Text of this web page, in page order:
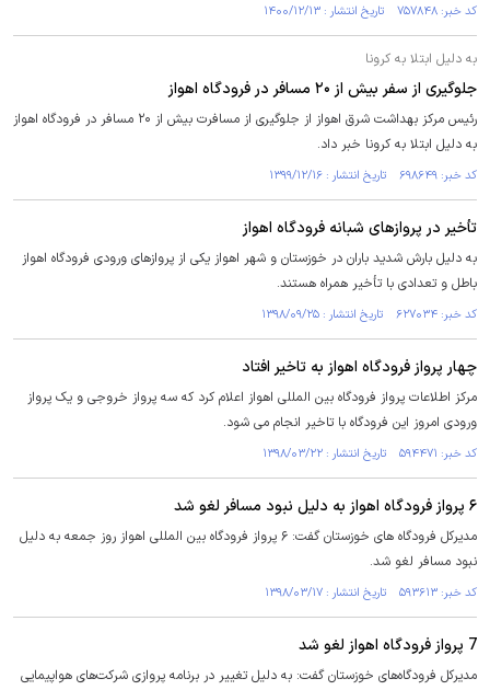
کد خبر: ۷۵۷۸۴۸ تاریخ انتشار : ۱۴۰۰/۱۲/۱۳
به دلیل ابتلا به کرونا
جلوگیری از سفر بیش از ۲۰ مسافر در فرودگاه اهواز
رئیس مرکز بهداشت شرق اهواز از جلوگیری از مسافرت بیش از ۲۰ مسافر در فرودگاه اهواز
به دلیل ابتلا به کرونا خبر داد.
کد خبر: ۶۹۸۶۴۹ تاریخ انتشار : ۱۳۹۹/۱۲/۱۶
تأخیر در پروازهای شبانه فرودگاه اهواز
به دلیل بارش شدید باران در خوزستان و شهر اهواز یکی از پروازهای ورودی فرودگاه اهواز
باطل و تعدادی با تأخیر همراه هستند.
کد خبر: ۶۲۷۰۳۴ تاریخ انتشار : ۱۳۹۸/۰۹/۲۵
چهار پرواز فرودگاه اهواز به تاخیر افتاد
مرکز اطلاعات پرواز فرودگاه بین المللی اهواز اعلام کرد که سه پرواز خروجی و یک پرواز
ورودی امروز این فرودگاه با تاخیر انجام می شود.
کد خبر: ۵۹۴۴۷۱ تاریخ انتشار : ۱۳۹۸/۰۳/۲۲
۶ پرواز فرودگاه اهواز به دلیل نبود مسافر لغو شد
مدیرکل فرودگاه های خوزستان گفت: ۶ پرواز فرودگاه بین المللی اهواز روز جمعه به دلیل
نبود مسافر لغو شد.
کد خبر: ۵۹۳۶۱۳ تاریخ انتشار : ۱۳۹۸/۰۳/۱۷
7 پرواز فرودگاه اهواز لغو شد
مدیرکل فرودگاه‌های خوزستان گفت: به دلیل تغییر در برنامه پروازی شرکت‌های هواپیمایی